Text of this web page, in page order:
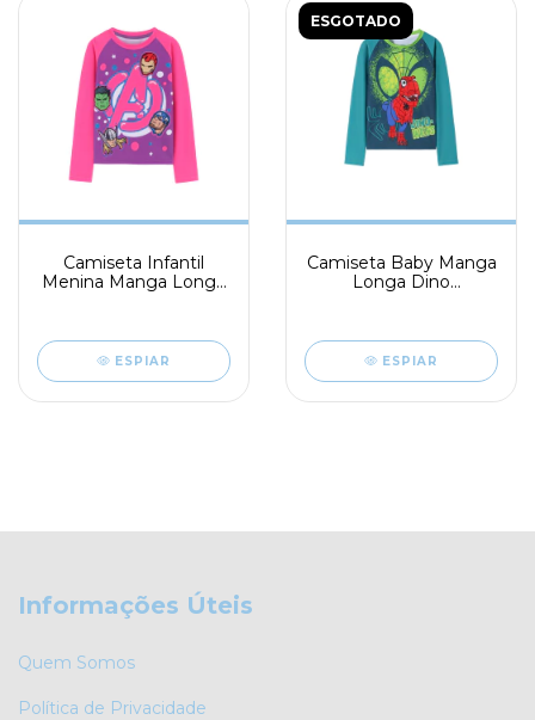
Camiseta Infantil
Menina Manga Longa
ESPIAR
ESGOTADO
Camiseta Baby Manga
Longa Dino
ESPIAR
Informações Úteis
Quem Somos
Política de Privacidade